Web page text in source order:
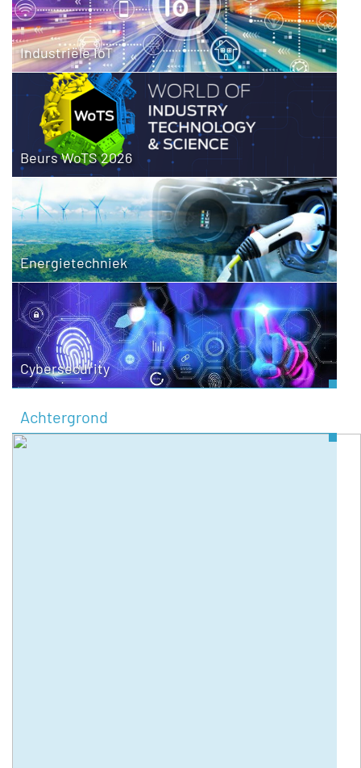
Industriële IoT
Beurs WoTS 2026
Energietechniek
Cybersecurity
Achtergrond